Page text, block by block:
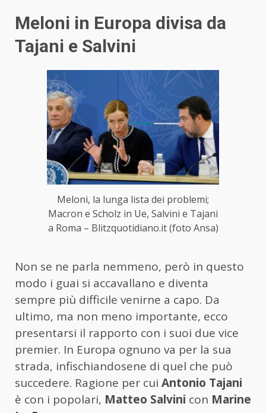
Meloni in Europa divisa da
Tajani e Salvini
Meloni, la lunga lista dei problemi;
Macron e Scholz in Ue, Salvini e Tajani
a Roma – Blitzquotidiano.it (foto Ansa)
Non se ne parla nemmeno, però in questo
modo i guai si accavallano e diventa
sempre più difficile venirne a capo. Da
ultimo, ma non meno importante, ecco
presentarsi il rapporto con i suoi due vice
premier. In Europa ognuno va per la sua
strada, infischiandosene di quel che può
succedere. Ragione per cui Antonio Tajani
è con i popolari, Matteo Salvini con Marine